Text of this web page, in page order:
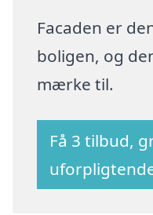
Facaden er
boligen, og
mærke til.
Få 3 tilbud,